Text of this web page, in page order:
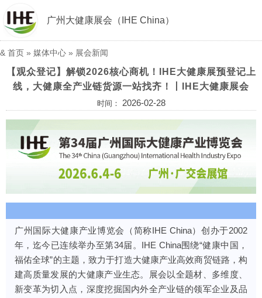
广州大健康展会（IHE China）
& 首页 » 媒体中心 » 展会新闻
【观众登记】解锁2026核心商机！IHE大健康展预登记上
线，大健康全产业链货源一站找齐！丨IHE大健康展会
时间： 2026-02-28
广州国际大健康产业博览会（简称IHE China）创办于2002
年，迄今已连续举办至第34届。IHE China围绕“健康中国，
福佑全球”的主题，致力于打造大健康产业高效商贸链路，构
建高质量发展的大健康产业生态。展会以全题材、多维度、
新变革为切入点，深度挖掘国内外全产业链的领军企业及品